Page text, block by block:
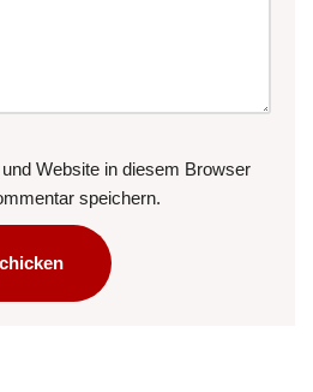
Website in diesem Browser
speichern.